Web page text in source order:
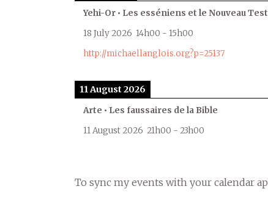
Yehi-Or • Les esséniens et le Nouveau
18 July 2026 14h00 - 15h00
http://michaellanglois.org?p=25137
11 August 2026
Arte • Les faussaires de la Bible
11 August 2026 21h00 - 23h00
To sync my events with your calendar